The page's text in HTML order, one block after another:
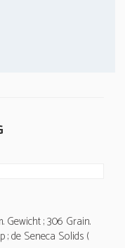
Gewicht ; 306 Grain.
; de Seneca Solids (